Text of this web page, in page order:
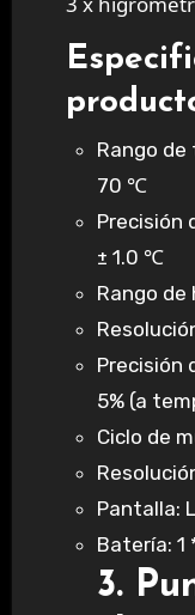
Rango
70 ℃
Precisión
± 1.0 ℃
Rango de
Precisión
5% (a
Ciclo de
Pantalla:
Batería: 1
3.